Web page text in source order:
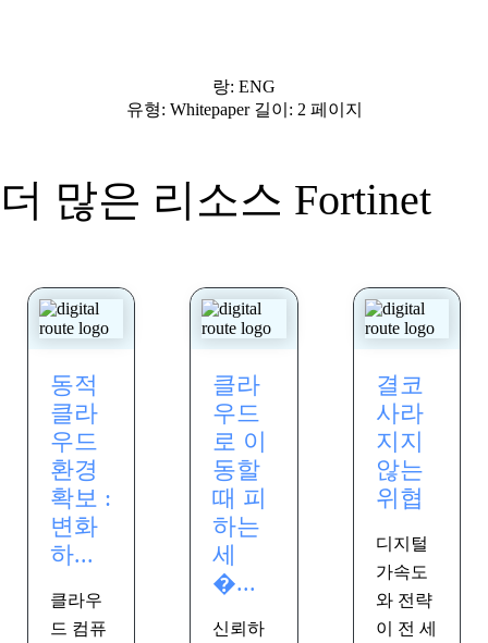
랑: ENG
유형: Whitepaper 길이: 2 페이지
더 많은 리소스 Fortinet
동적
클라
우드
환경
확보 :
변화
하...
클라우
드 컴퓨
클라
우드
로 이
동할
때 피
하는
세
�...
신뢰하
결코
사라
지지
않는
위협
디지털
가속도
와 전략
이 전 세